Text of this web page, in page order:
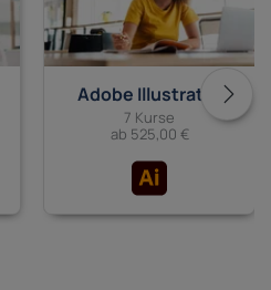
Adobe Illustrator
7 Kurse
ab 525,00 €